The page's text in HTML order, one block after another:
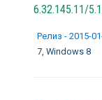
6.32.145.11/
Релиз - 2015-
7, Windows 8